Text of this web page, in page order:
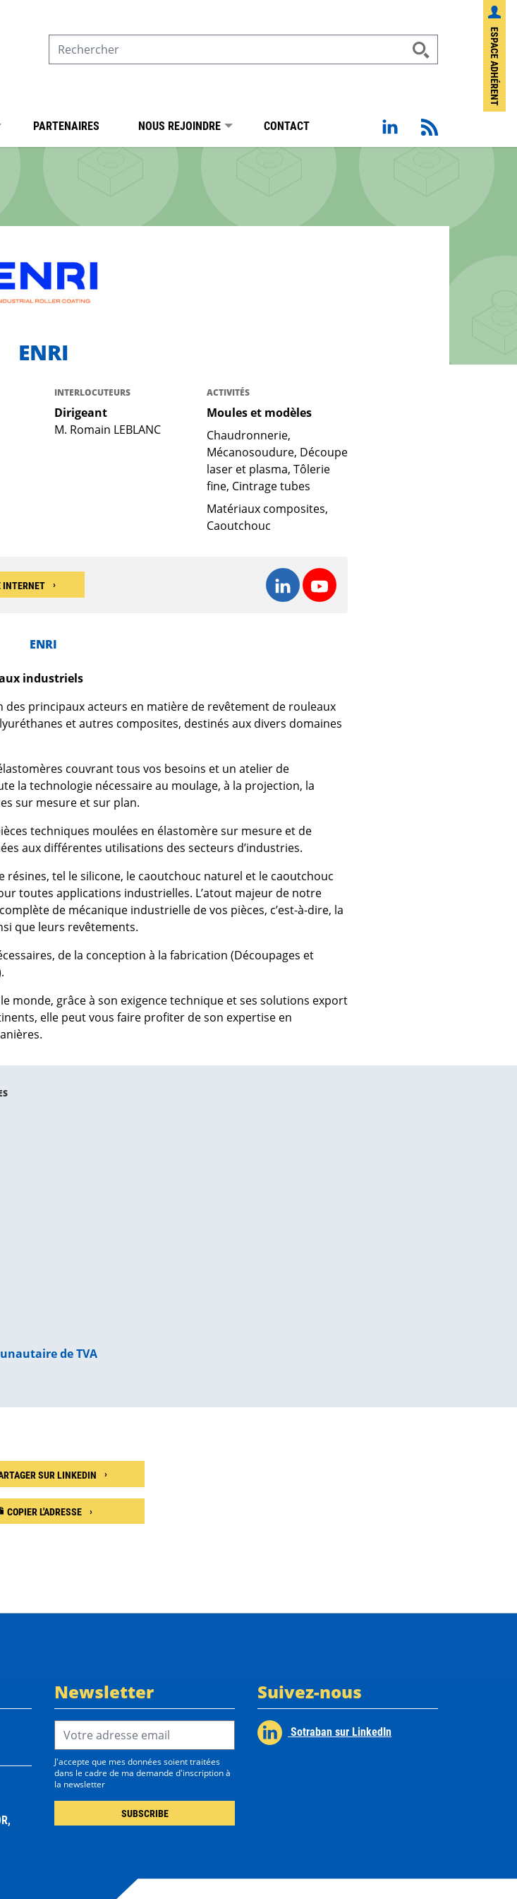
ESPACE ADHÉRENT
PARTENAIRES NOUS REJOINDRE CONTACT Page Linkedin de
ENRI
INTERLOCUTEURS
Dirigeant
M. Romain LEBLANC
ACTIVITÉS
Moules et modèles
Chaudronnerie,
Mécanosoudure, Découpe
laser et plasma, Tôlerie
fine, Cintrage tubes
Matériaux composites,
Caoutchouc
INTERNET Suivre ENRI sur LinkedIn
Suivre ENRI sur Youtube
ENRI
industriels
des principaux acteurs en matière de revêtement de rouleaux
et autres composites, destinés aux divers domaines
couvrant tous vos besoins et un atelier de
la technologie nécessaire au moulage, à la projection, la
sur mesure et sur plan.
techniques moulées en élastomère sur mesure et de
aux différentes utilisations des secteurs d’industries.
tel le silicone, le caoutchouc naturel et le caoutchouc
toutes applications industrielles. L’atout majeur de notre
de mécanique industrielle de vos pièces, c’est-à-dire, la
que leurs revêtements.
de la conception à la fabrication (Découpages et
monde, grâce à son exigence technique et ses solutions export
elle peut vous faire profiter de son expertise en
de TVA
SUR LINKEDIN
COPIER L'ADRESSE
Newsletter
Email Address*
J'accepte que mes données soient traitées
dans le cadre de ma demande d'inscription à
la newsletter
Suivez-nous
Sotraban sur LinkedIn